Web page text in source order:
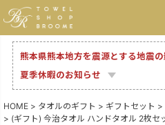
熊本県熊本地方を震源とする地震
夏季休暇のお知らせ
HOME タオルのギフト ギフトセット
(ギフト) 今治タオル ハンドタオル 2枚セ